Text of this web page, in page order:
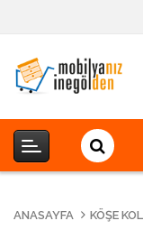
ANASAYFA
KÖŞE